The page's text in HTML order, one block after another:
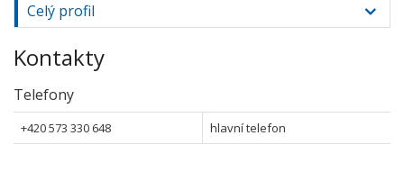
Celý profil
Kontakty
Telefony
+420 573 330 648 hlavní telefon